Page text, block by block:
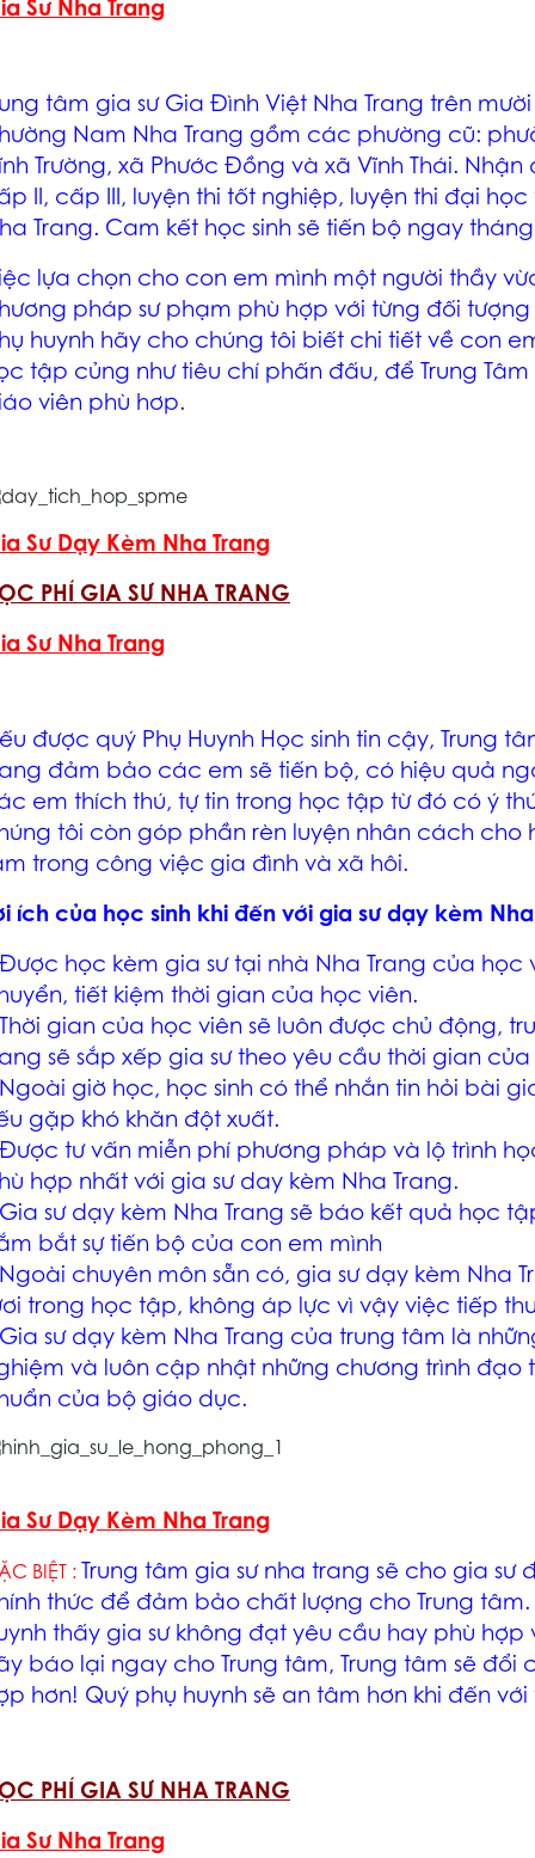
Sư Nha Trang
tâm gia sư Gia Đình Việt Nha Trang trên
Nam Nha Trang gồm các phường cũ:
Trường, xã Phước Đồng và xã Vĩnh Thái. Nhận
II, cấp III, luyện thi tốt nghiệp, luyện thi đại
Trang. Cam kết học sinh sẽ tiến bộ ngay
lựa chọn cho con em mình một người thầy
pháp sư phạm phù hợp với từng đối
huynh hãy cho chúng tôi biết chi tiết về con
tập củng như tiêu chí phấn đấu, để Trung Tâm
viên phù hơp.
Sư Dạy Kèm Nha Trang
PHÍ GIA SƯ NHA TRANG
Sư Nha Trang
được quý Phụ Huynh Học sinh tin cậy, Trung
đảm bảo các em sẽ tiến bộ, có hiệu quả
em thích thú, tự tin trong học tập từ đó có ý
tôi còn góp phần rèn luyện nhân cách cho
trong công việc gia đình và xã hôi.
ích của học sinh khi đến với gia sư dạy kèm Nha
học kèm gia sư tại nhà Nha Trang của học
tiết kiệm thời gian của học viên.
gian của học viên sẽ luôn được chủ động,
sẽ sắp xếp gia sư theo yêu cầu thời gian
giờ học, học sinh có thể nhắn tin hỏi bài
gặp khó khăn đột xuất.
tư vấn miễn phí phương pháp và lộ trình
hợp nhất với gia sư day kèm Nha Trang.
Gia sư dạy kèm Nha Trang sẽ báo kết quả học
bắt sự tiến bộ của con em mình
chuyên môn sẵn có, gia sư dạy kèm Nha
trong học tập, không áp lực vì vậy việc tiếp
Gia sư dạy kèm Nha Trang của trung tâm là
và luôn cập nhật những chương trình
của bộ giáo dục.
Sư Dạy Kèm Nha Trang
BIỆT : Trung tâm gia sư nha trang sẽ cho gia sư
thức để đảm bảo chất lượng cho Trung
thấy gia sư không đạt yêu cầu hay phù hợp
báo lại ngay cho Trung tâm, Trung tâm sẽ đổi
hơn! Quý phụ huynh sẽ an tâm hơn khi đến với
PHÍ GIA SƯ NHA TRANG
Sư Nha Trang